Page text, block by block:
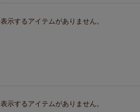
表示するアイテムがありません。
表示するアイテムがありません。